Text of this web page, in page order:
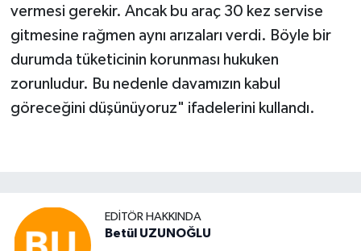
vermesi gerekir. Ancak bu araç 30 kez servise
gitmesine rağmen aynı arızaları verdi. Böyle bir
durumda tüketicinin korunması hukuken
zorunludur. Bu nedenle davamızın kabul
göreceğini düşünüyoruz" ifadelerini kullandı.
EDITÖR HAKKINDA
Betül UZUNOĞLU